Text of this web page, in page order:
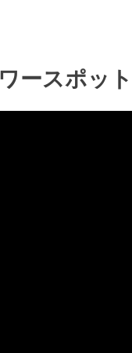
ースポット